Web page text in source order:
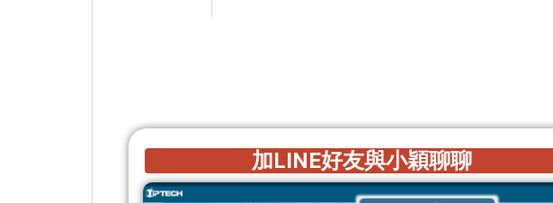
加LINE好友與小穎聊聊